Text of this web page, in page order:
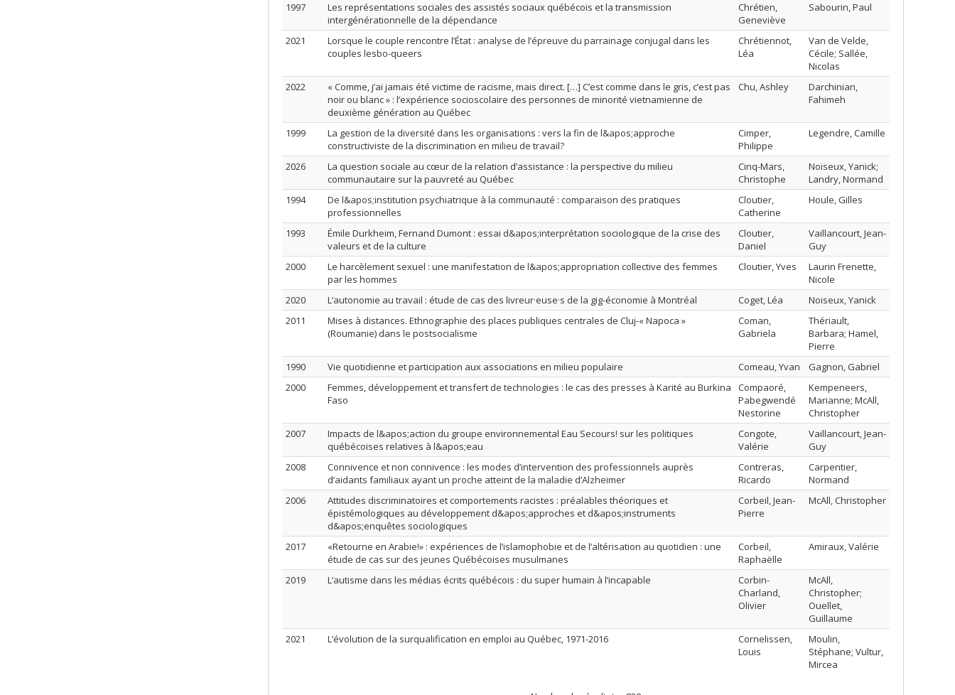
1997
Les représentations sociales des assistés sociaux québécois et la transmission
intergénérationnelle de la dépendance
Chrétien,
Geneviève
Sabourin, Paul
2021
Lorsque le couple rencontre l’État : analyse de l’épreuve du parrainage conjugal dans les
couples lesbo-queers
Chrétiennot,
Léa
Van de Velde,
Cécile; Sallée,
Nicolas
2022
« Comme, j’ai jamais été victime de racisme, mais direct. […] C’est comme dans le gris, c’est pas
noir ou blanc » : l’expérience socioscolaire des personnes de minorité vietnamienne de
deuxième génération au Québec
Chu, Ashley
Darchinian,
Fahimeh
1999
La gestion de la diversité dans les organisations : vers la fin de l&apos;approche
constructiviste de la discrimination en milieu de travail?
Cimper,
Philippe
Legendre, Camille
2026
La question sociale au cœur de la relation d’assistance : la perspective du milieu
communautaire sur la pauvreté au Québec
Cinq-Mars,
Christophe
Noiseux, Yanick;
Landry, Normand
1994
De l&apos;institution psychiatrique à la communauté : comparaison des pratiques
professionnelles
Cloutier,
Catherine
Houle, Gilles
1993
Émile Durkheim, Fernand Dumont : essai d&apos;interprétation sociologique de la crise des
valeurs et de la culture
Cloutier,
Daniel
Vaillancourt, Jean-
Guy
2000
Le harcèlement sexuel : une manifestation de l&apos;appropriation collective des femmes
par les hommes
Cloutier, Yves
Laurin Frenette,
Nicole
2020
L’autonomie au travail : étude de cas des livreur·euse·s de la gig-économie à Montréal Coget, Léa
Noiseux, Yanick
2011
Mises à distances. Ethnographie des places publiques centrales de Cluj-« Napoca »
(Roumanie) dans le postsocialisme
Coman,
Gabriela
Thériault,
Barbara; Hamel,
Pierre
1990
Vie quotidienne et participation aux associations en milieu populaire Comeau, Yvan
Gagnon, Gabriel
2000
Femmes, développement et transfert de technologies : le cas des presses à Karité au Burkina
Faso
Compaoré,
Pabegwendé
Nestorine
Kempeneers,
Marianne; McAll,
Christopher
2007
Impacts de l&apos;action du groupe environnemental Eau Secours! sur les politiques
québécoises relatives à l&apos;eau
Congote,
Valérie
Vaillancourt, Jean-
Guy
2008
Connivence et non connivence : les modes d’intervention des professionnels auprès
d’aidants familiaux ayant un proche atteint de la maladie d’Alzheimer
Contreras,
Ricardo
Carpentier,
Normand
2006
Attitudes discriminatoires et comportements racistes : préalables théoriques et
épistémologiques au développement d&apos;approches et d&apos;instruments
d&apos;enquêtes sociologiques
Corbeil, Jean-
Pierre
McAll, Christopher
2017
«Retourne en Arabie!» : expériences de l’islamophobie et de l’altérisation au quotidien : une
étude de cas sur des jeunes Québécoises musulmanes
Corbeil,
Raphaëlle
Amiraux, Valérie
2019 L’autisme dans les médias écrits québécois : du super humain à l’incapable
Corbin-
Charland,
Olivier
McAll,
Christopher;
Ouellet,
Guillaume
2021
L’évolution de la surqualification en emploi au Québec, 1971-2016
Cornelissen,
Louis
Moulin,
Stéphane; Vultur,
Mircea